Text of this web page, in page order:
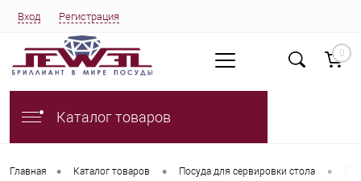
Вход Регистрация
0
Каталог товаров
Главная • Каталог товаров • Посуда для сервировки стола •